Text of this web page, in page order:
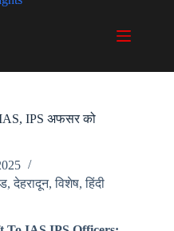
IAS, IPS अफसर को
,देहरादून,विशेष,हिंदी